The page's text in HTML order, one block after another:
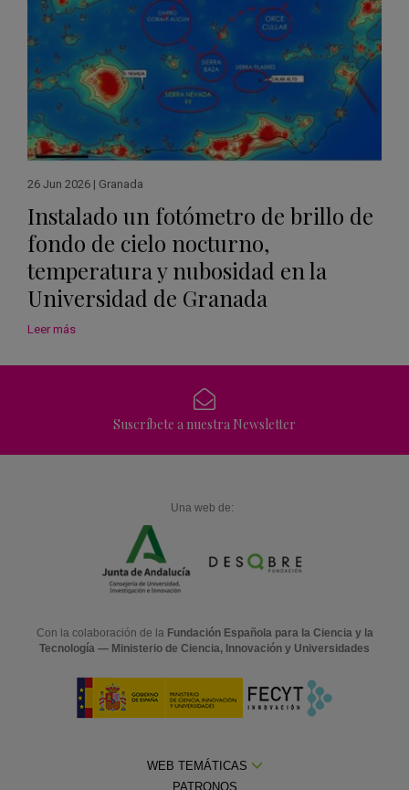
26 Jun 2026 | Granada
Instalado un fotómetro de brillo de
fondo de cielo nocturno,
temperatura y nubosidad en la
Universidad de Granada
Leer más
Suscríbete a nuestra Newsletter
Una web de:
Con la colaboración de la Fundación Española para la Ciencia y la
Tecnología — Ministerio de Ciencia, Innovación y Universidades
WEB TEMÁTICAS
PATRONOS